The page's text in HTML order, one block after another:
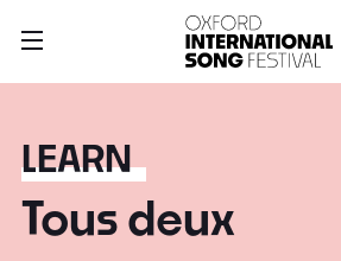
LEARN
Tous deux